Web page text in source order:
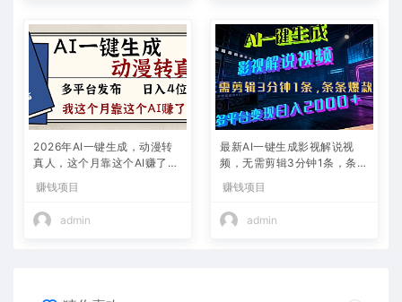
2026年AI一键生成，动漫转
真人，这个月靠这个AI赚了2
赚钱项目
admin
最新AI一键生成影视解说视
频，无需剪辑3分钟1条，条条
+
赚钱项目
admin